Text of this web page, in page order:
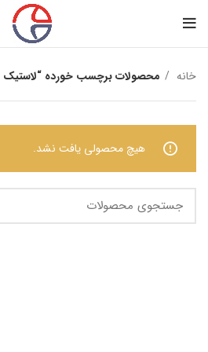
خانه محصولات برچسب خورده “لاستیک
هیچ محصولی یافت نشد.